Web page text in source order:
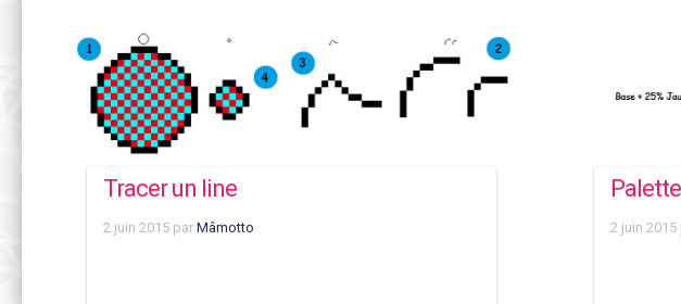
Tracer un line
2 juin 2015 par Mâmotto 2 juin 2015